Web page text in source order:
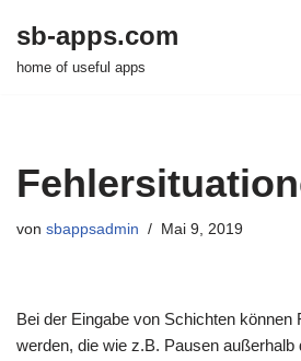
Zum
sb-apps.com
home of useful apps
von sbappsadmin Mai 9, 2019
Bei der Eingabe von Schichten können
werden, die wie z.B. Pausen